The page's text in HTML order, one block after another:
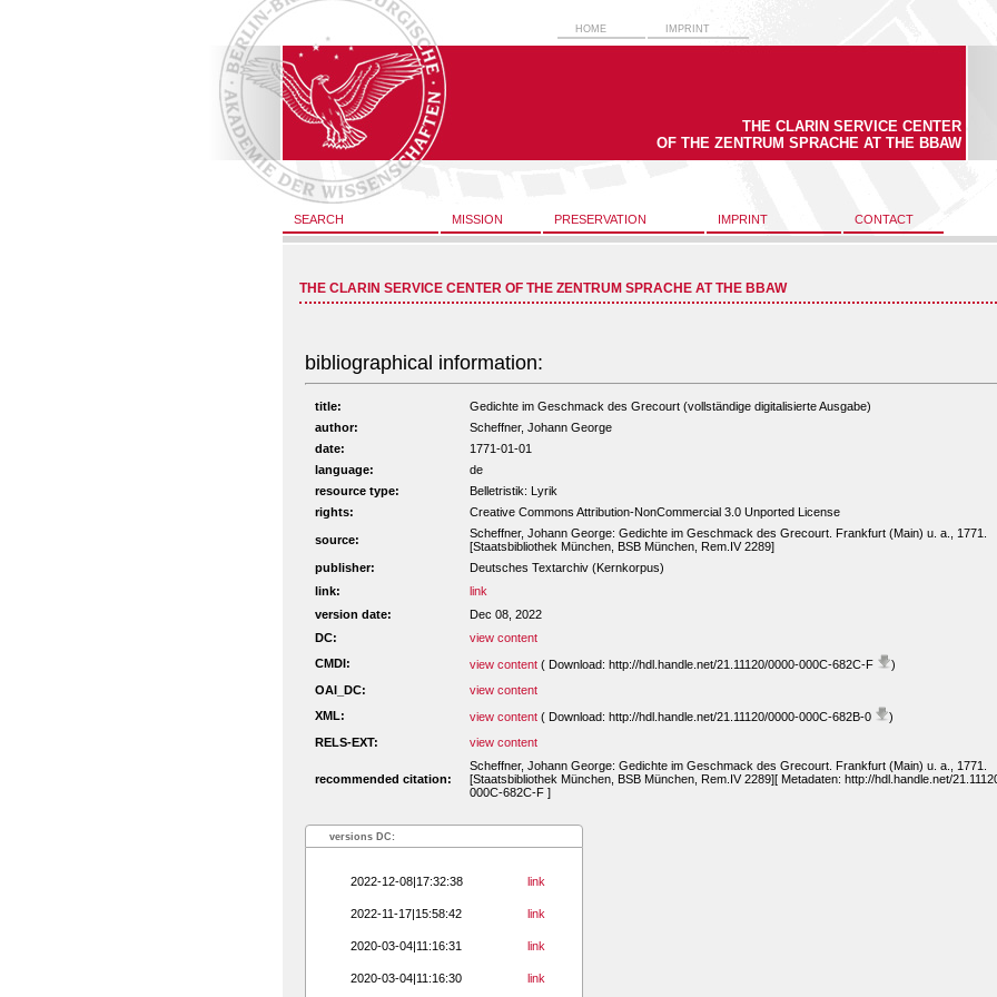
HOME IMPRINT
THE CLARIN SERVICE CENTER
OF THE ZENTRUM SPRACHE AT THE BBAW
SEARCH MISSION PRESERVATION IMPRINT CONTACT
THE CLARIN SERVICE CENTER OF THE ZENTRUM SPRACHE AT THE BBAW
bibliographical information:
title:
Gedichte im Geschmack des Grecourt (vollständige digitalisierte Ausgabe)
author:
Scheffner, Johann George
date:
1771-01-01
language:
de
resource type:
Belletristik: Lyrik
rights:
Creative Commons Attribution-NonCommercial 3.0 Unported License
source:
Scheffner, Johann George: Gedichte im Geschmack des Grecourt. Frankfurt (Main) u. a., 1771.
[Staatsbibliothek München, BSB München, Rem.IV 2289]
publisher:
Deutsches Textarchiv (Kernkorpus)
link:
link
version date:
Dec 08, 2022
DC:
view content
CMDI:
view content ( Download: http://hdl.handle.net/21.11120/0000-000C-682C-F
)
OAI_DC:
view content
XML:
view content ( Download: http://hdl.handle.net/21.11120/0000-000C-682B-0
)
RELS-EXT:
view content
recommended citation:
Scheffner, Johann George: Gedichte im Geschmack des Grecourt. Frankfurt (Main) u. a., 1771.
[Staatsbibliothek München, BSB München, Rem.IV 2289][ Metadaten: http://hdl.handle.net/
000C-682C-F ]
versions DC:
2022-12-08|17:32:38 link
2022-11-17|15:58:42 link
2020-03-04|11:16:31 link
2020-03-04|11:16:30 link